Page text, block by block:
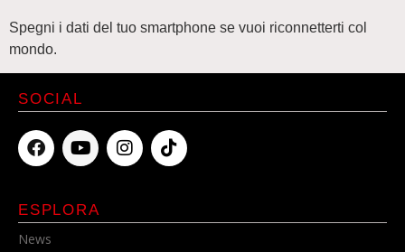
Spegni i dati del tuo smartphone se vuoi riconnetterti col
mondo.
ESPLORA
News
SOCIAL